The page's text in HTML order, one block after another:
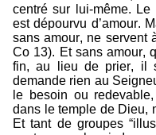
centré sur lui-même. Le
est dépourvu d’amour.
sans amour, ne servent
Co 13). Et sans amour,
fin, au lieu de prier, il
demande rien au
le besoin ou
dans le temple de Dieu,
Et tant de groupes